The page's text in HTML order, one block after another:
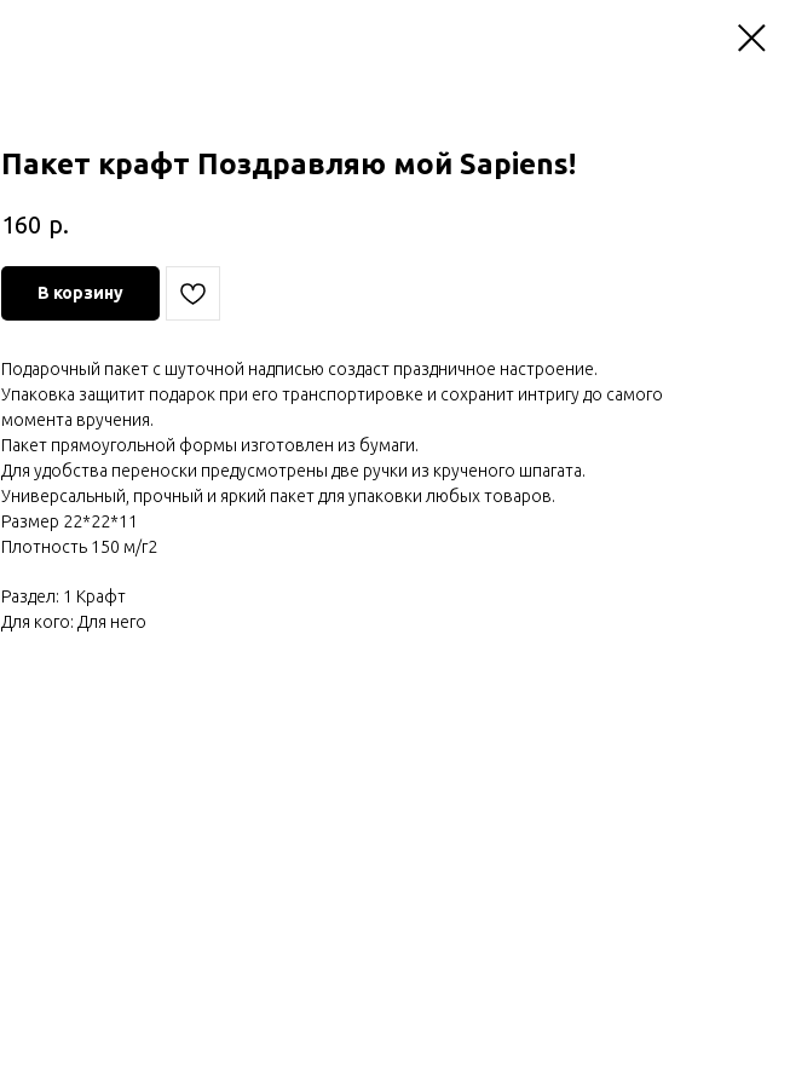
Пакет крафт Поздравляю мой Sapiens!
160 р.
В корзину
Подарочный пакет с шуточной надписью создаст праздничное настроение.
Упаковка защитит подарок при его транспортировке и сохранит интригу до самого
момента вручения.
Пакет прямоугольной формы изготовлен из бумаги.
Для удобства переноски предусмотрены две ручки из крученого шпагата.
Универсальный, прочный и яркий пакет для упаковки любых товаров.
Размер 22*22*11
Плотность 150 м/г2
Раздел: 1 Крафт
Для кого: Для него